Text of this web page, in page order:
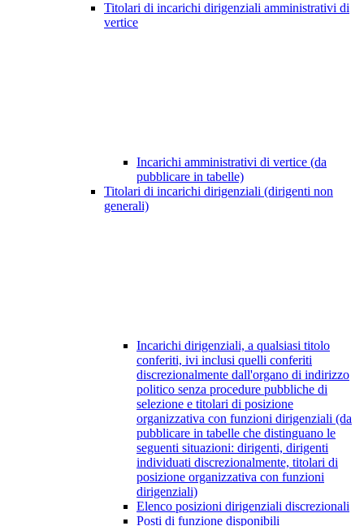
Titolari di incarichi dirigenziali amministrativi di
vertice
Incarichi amministrativi di vertice (da
pubblicare in tabelle)
Titolari di incarichi dirigenziali (dirigenti non
generali)
Incarichi dirigenziali, a qualsiasi titolo
conferiti, ivi inclusi quelli conferiti
discrezionalmente dall'organo di indirizzo
politico senza procedure pubbliche di
selezione e titolari di posizione
organizzativa con funzioni dirigenziali (da
pubblicare in tabelle che distinguano le
seguenti situazioni: dirigenti, dirigenti
individuati discrezionalmente, titolari di
posizione organizzativa con funzioni
dirigenziali)
Elenco posizioni dirigenziali discrezionali
Posti di funzione disponibili